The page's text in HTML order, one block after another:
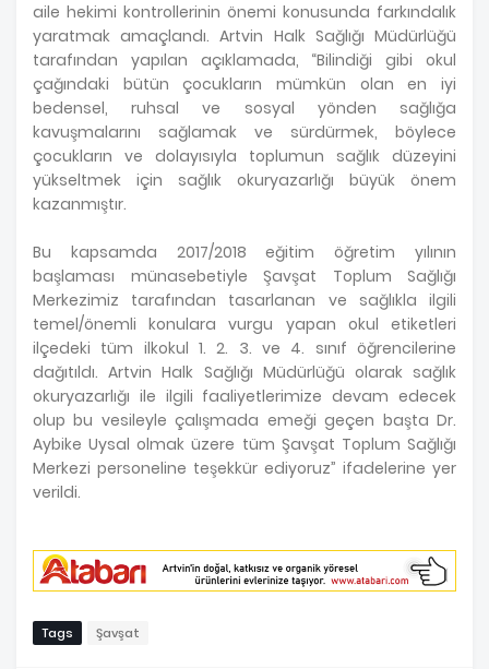
aile hekimi kontrollerinin önemi konusunda farkındalık
yaratmak amaçlandı. Artvin Halk Sağlığı Müdürlüğü
tarafından yapılan açıklamada, “Bilindiği gibi okul
çağındaki bütün çocukların mümkün olan en iyi
bedensel, ruhsal ve sosyal yönden sağlığa
kavuşmalarını sağlamak ve sürdürmek, böylece
çocukların ve dolayısıyla toplumun sağlık düzeyini
yükseltmek için sağlık okuryazarlığı büyük önem
kazanmıştır.
Bu kapsamda 2017/2018 eğitim öğretim yılının
başlaması münasebetiyle Şavşat Toplum Sağlığı
Merkezimiz tarafından tasarlanan ve sağlıkla ilgili
temel/önemli konulara vurgu yapan okul etiketleri
ilçedeki tüm ilkokul 1. 2. 3. ve 4. sınıf öğrencilerine
dağıtıldı. Artvin Halk Sağlığı Müdürlüğü olarak sağlık
okuryazarlığı ile ilgili faaliyetlerimize devam edecek
olup bu vesileyle çalışmada emeği geçen başta Dr.
Aybike Uysal olmak üzere tüm Şavşat Toplum Sağlığı
Merkezi personeline teşekkür ediyoruz” ifadelerine yer
verildi.
Tags Şavşat